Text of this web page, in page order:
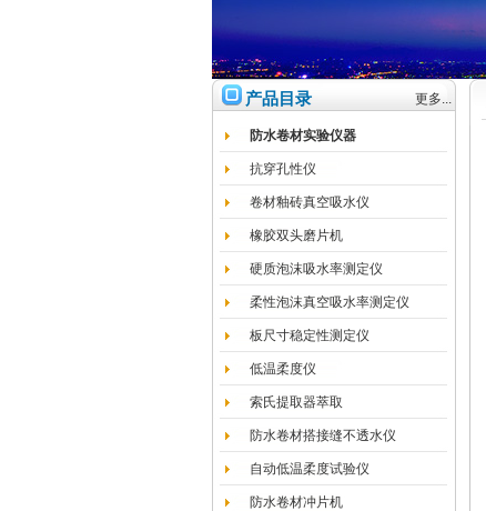
产品目录 更多...
防水卷材实验仪器
抗穿孔性仪
卷材釉砖真空吸水仪
橡胶双头磨片机
硬质泡沫吸水率测定仪
柔性泡沫真空吸水率测定仪
板尺寸稳定性测定仪
低温柔度仪
索氏提取器萃取
防水卷材搭接缝不透水仪
自动低温柔度试验仪
防水卷材冲片机